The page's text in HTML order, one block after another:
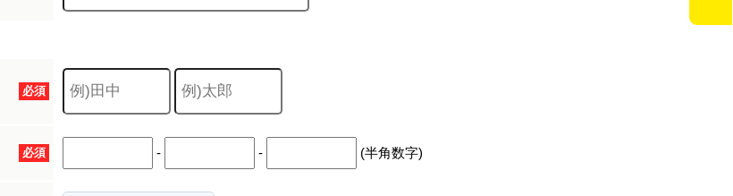
必須
必須 - - (半角数字)